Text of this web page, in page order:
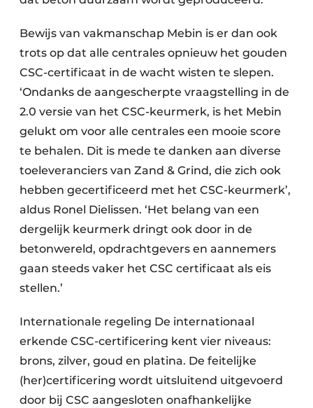
Bewijs van vakmanschap Mebin is er dan ook
trots op dat alle centrales opnieuw het gouden
CSC-certificaat in de wacht wisten te slepen.
‘Ondanks de aangescherpte vraagstelling in de
2.0 versie van het CSC-keurmerk, is het Mebin
gelukt om voor alle centrales een mooie score
te behalen. Dit is mede te danken aan diverse
toeleveranciers van Zand & Grind, die zich ook
hebben gecertificeerd met het CSC-keurmerk’,
aldus Ronel Dielissen. ‘Het belang van een
dergelijk keurmerk dringt ook door in de
betonwereld, opdrachtgevers en aannemers
gaan steeds vaker het CSC certificaat als eis
stellen.’
Internationale regeling De internationaal
erkende CSC-certificering kent vier niveaus:
brons, zilver, goud en platina. De feitelijke
(her)certificering wordt uitsluitend uitgevoerd
door bij CSC aangesloten onafhankelijke